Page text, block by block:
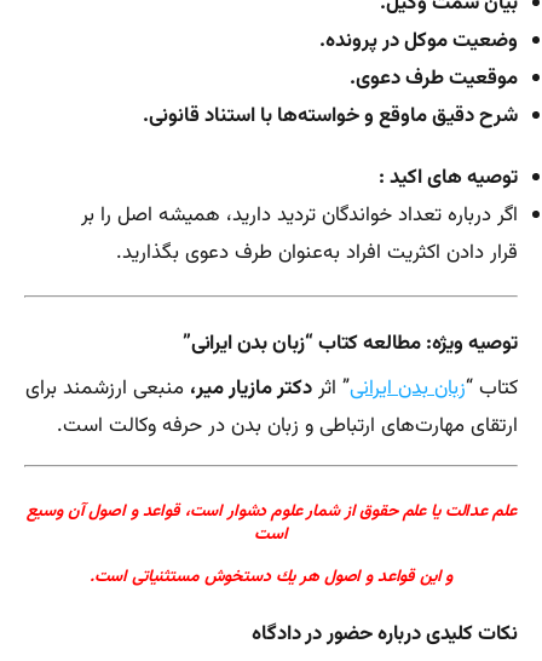
وضعیت موکل در پرونده.
موقعیت طرف دعوی.
شرح دقیق ماوقع و خواسته‌ها با استناد قانونی.
توصیه های اکید :
اگر درباره تعداد خواندگان تردید دارید، همیشه اصل را بر
قرار دادن اکثریت افراد به‌عنوان طرف دعوی بگذارید.
توصیه ویژه: مطالعه کتاب “زبان بدن ایرانی”
کتاب “زبان بدن ایرانی” اثر دکتر مازیار میر، منبعی ارزشمند برای
ارتقای مهارت‌های ارتباطی و زبان بدن در حرفه وکالت است.
علم عدالت یا علم حقوق از شمار علوم دشوار است، قواعد و اصول آن وسیع
است
و این قواعد و اصول هر یك دستخوش مستثنیاتی است.
نکات کلیدی درباره حضور در دادگاه